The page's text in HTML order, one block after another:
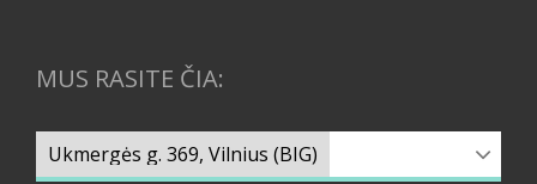
MUS RASITE ČIA: